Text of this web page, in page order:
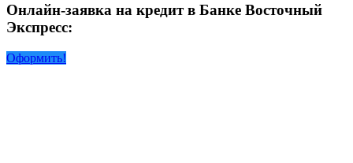
Онлайн-заявка на кредит в Банке Восточный
Экспресс:
Оформить!